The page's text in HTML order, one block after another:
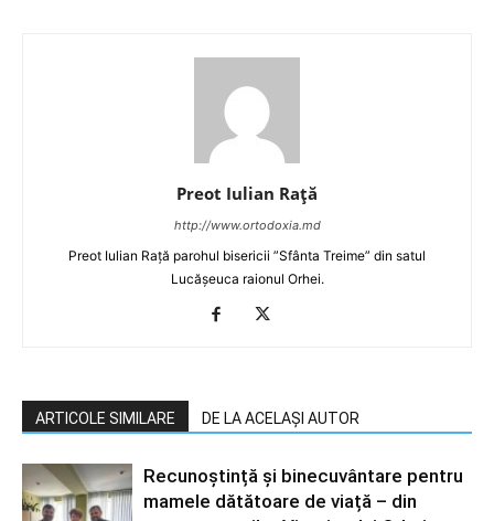
Preot Iulian Raţă
http://www.ortodoxia.md
Preot Iulian Rață parohul bisericii ”Sfânta Treime” din satul
Lucășeuca raionul Orhei.
ARTICOLE SIMILARE DE LA ACELAȘI AUTOR
Recunoștință și binecuvântare pentru
mamele dătătoare de viață – din